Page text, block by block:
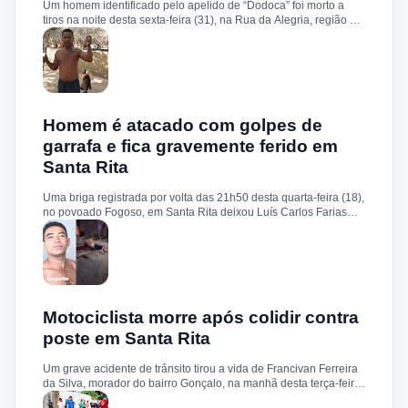
preso. O caso será investigado pela Delegacia de Polícia Civil
de Santa Rita.
Um homem identificado pelo apelido de “Dodoca” foi morto a
tiros na noite desta sexta-feira (31), na Rua da Alegria, região do
conjunto Cohab, em Santa Rita. Segundo informações, a
vítima teria sido abordada por homens armados nas
proximidades de sua residência. Durante a ação, os suspeitos
efetuaram um disparo contra a cabeça de “Dodoca”, que morreu
ainda no local. Pelas características do crime, a polícia trabalha
iniciais, o corpo foi removido e encaminhado ao Instituto Médico
Legal (IML). O caso deverá ser investigado pela Polícia Civil, que
deve buscar esclarecer a autoria, a motivação e as
circunstâncias do homicídio. Até o momento, não há informações
Homem é atacado com golpes de
garrafa e fica gravemente ferido em
Santa Rita
Uma briga registrada por volta das 21h50 desta quarta-feira (18),
no povoado Fogoso, em Santa Rita deixou Luís Carlos Farias
Alves gravemente ferido. Segundo informações, ele e o suspeito
Benedito Alves dos Santos estavam ingerindo bebida alcoólica
quando teve início uma discussão. Durante a confusão, Benedito
quebrou uma garrafa e desferiu vários golpes contra a vítima.
Luís Carlos foi socorrido e, devido à gravidade dos ferimentos,
localizado em sua residência, preso e encaminhado à Delegacia
de Rosário para os procedimentos legais.
Motociclista morre após colidir contra
poste em Santa Rita
Um grave acidente de trânsito tirou a vida de Francivan Ferreira
da Silva, morador do bairro Gonçalo, na manhã desta terça-feira
(02). De acordo com informações, Francivan seguia de